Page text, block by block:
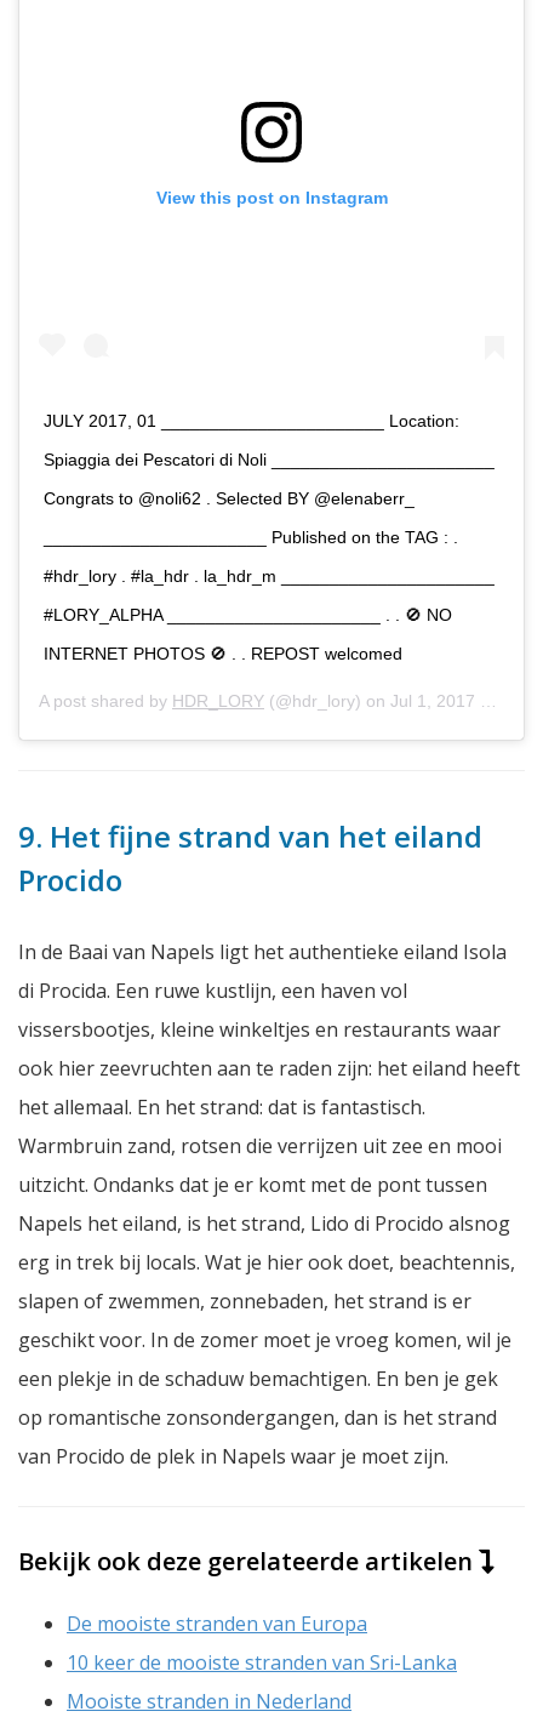
View this post on Instagram
JULY 2017, 01 _______________________ Location:
Spiaggia dei Pescatori di Noli _______________________
Congrats to @noli62 . Selected BY @elenaberr_
_______________________ Published on the TAG : .
#hdr_lory . #la_hdr . la_hdr_m ______________________
#LORY_ALPHA ______________________ . . 🚫 NO
INTERNET PHOTOS 🚫 . . REPOST welcomed
A post shared by HDR_LORY (@hdr_lory) on Jul 1, 2017 at 7:23am PDT
9. Het fijne strand van het eiland
Procido
In de Baai van Napels ligt het authentieke eiland Isola
di Procida. Een ruwe kustlijn, een haven vol
vissersbootjes, kleine winkeltjes en restaurants waar
ook hier zeevruchten aan te raden zijn: het eiland heeft
het allemaal. En het strand: dat is fantastisch.
Warmbruin zand, rotsen die verrijzen uit zee en mooi
uitzicht. Ondanks dat je er komt met de pont tussen
Napels het eiland, is het strand, Lido di Procido alsnog
erg in trek bij locals. Wat je hier ook doet, beachtennis,
slapen of zwemmen, zonnebaden, het strand is er
geschikt voor. In de zomer moet je vroeg komen, wil je
een plekje in de schaduw bemachtigen. En ben je gek
op romantische zonsondergangen, dan is het strand
van Procido de plek in Napels waar je moet zijn.
Bekijk ook deze gerelateerde artikelen
De mooiste stranden van Europa
10 keer de mooiste stranden van Sri-Lanka
Mooiste stranden in Nederland